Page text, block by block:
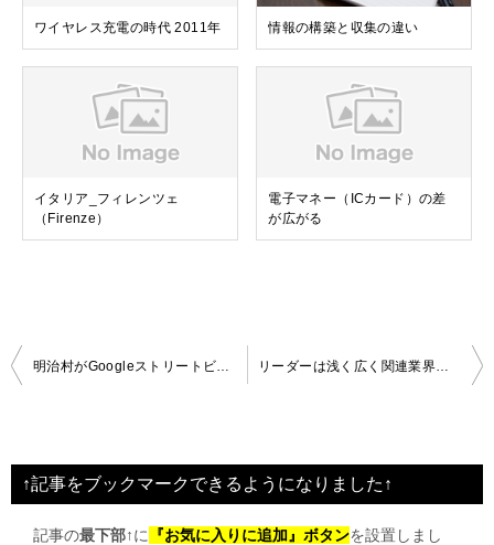
ワイヤレス充電の時代 2011年 情報の構築と収集の違い
イタリア_フィレンツェ
（Firenze）
電子マネー（ICカード）の差
が広がる
投
ビ
ゲ
↑記事をブックマークできるようになりました↑
記事の最下部↑に 『お気に入りに追加』ボタンを設置しまし